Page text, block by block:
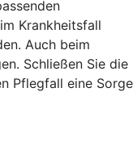
Krankheitsfall
Auch beim
Schließen Sie die
Pflegfall eine Sorge